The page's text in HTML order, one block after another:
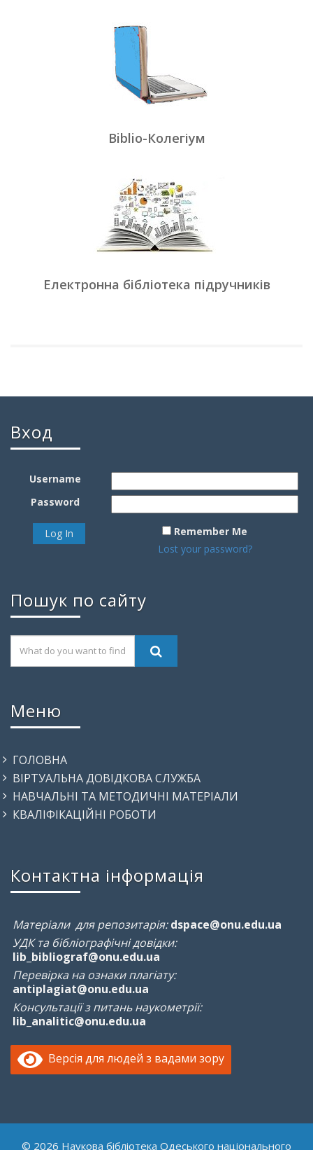
Biblio-Колегіум
Електронна бібліотека підручників
Вход
Username
Password
Remember Me
Lost your password?
Пошук по сайту
Меню
ГОЛОВНА
ВІРТУАЛЬНА ДОВІДКОВА СЛУЖБА
НАВЧАЛЬНІ ТА МЕТОДИЧНІ МАТЕРІАЛИ
КВАЛІФІКАЦІЙНІ РОБОТИ
Контактна інформація
Матеріали для репозитарія: dspace@onu.edu.ua
УДК та бібліографічні довідки:
lib_bibliograf@onu.edu.ua
Перевірка на ознаки плагіату:
antiplagiat@onu.edu.ua
Консультації з питань наукометрії:
lib_analitic@onu.edu.ua
Версія для людей з вадами зору
© 2026 Наукова бібліотека Одеського національного